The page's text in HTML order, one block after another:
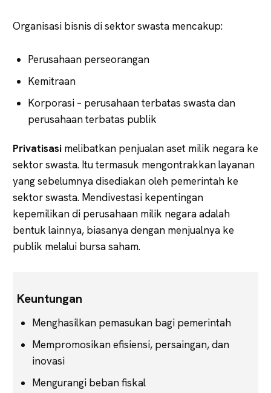
Organisasi bisnis di sektor swasta mencakup:
Perusahaan perseorangan
Kemitraan
Korporasi – perusahaan terbatas swasta dan
perusahaan terbatas publik
Privatisasi melibatkan penjualan aset milik negara ke
sektor swasta. Itu termasuk mengontrakkan layanan
yang sebelumnya disediakan oleh pemerintah ke
sektor swasta. Mendivestasi kepentingan
kepemilikan di perusahaan milik negara adalah
bentuk lainnya, biasanya dengan menjualnya ke
publik melalui bursa saham.
Keuntungan
Menghasilkan pemasukan bagi pemerintah
Mempromosikan efisiensi, persaingan, dan
inovasi
Mengurangi beban fiskal